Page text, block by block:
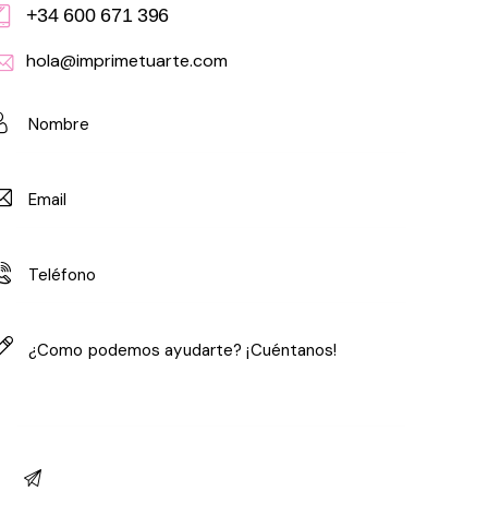
+34 600 671 396
hola@imprimetuarte.com